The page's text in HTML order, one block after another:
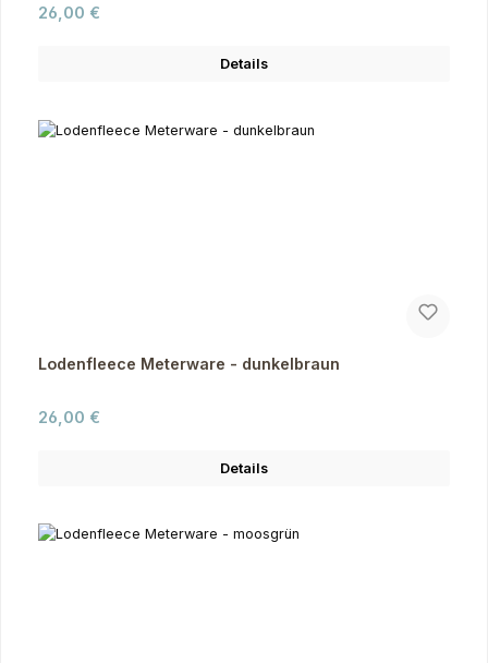
Regulärer Preis:
26,00 €
Details
Lodenfleece Meterware - dunkelbraun
Regulärer Preis:
26,00 €
Details